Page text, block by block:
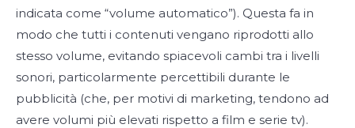
indicata come “volume automatico”). Questa fa in
modo che tutti i contenuti vengano riprodotti allo
stesso volume, evitando spiacevoli cambi tra i livelli
sonori, particolarmente percettibili durante le
pubblicità (che, per motivi di marketing, tendono ad
avere volumi più elevati rispetto a film e serie tv).